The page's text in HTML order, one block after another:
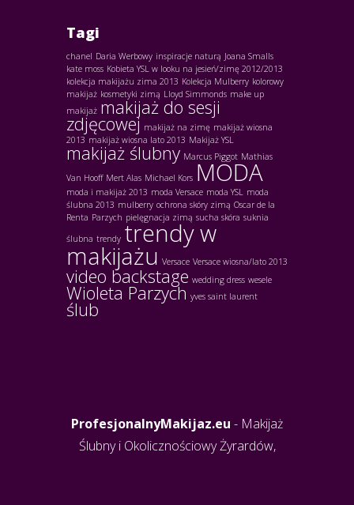
Tagi
chanel Daria Werbowy inspiracje naturą Joana Smalls
kate moss Kobieta YSL w looku na jesień/zimę 2012/2013
kolekcja makijażu zima 2013 Kolekcja Mulberry kolorowy
makijaż kosmetyki zimą Lloyd Simmonds make up
makijaż makijaż do sesji
zdjęcowej makijaż na zimę makijaż wiosna
2013 makijaż wiosna lato 2013 Makijaż YSL
makijaż ślubny Marcus Piggot Mathias
Van Hooff Mert Alas Michael Kors MODA
moda i makijaż 2013 moda Versace moda YSL
moda
ślubna 2013 mulberry ochrona skóry zimą Oscar de la
Renta Parzych pielęgnacja zimą sucha skóra suknia
ślubna trendy trendy w
makijażu Versace Versace wiosna/lato 2013
video backstage wedding dress wesele
Wioleta Parzych yves saint laurent
ślub
ProfesjonalnyMakijaz.eu - Makijaż
Ślubny i Okolicznościowy Żyrardów,